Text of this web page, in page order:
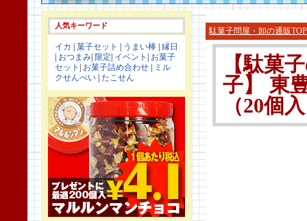
人気キーワード
イカ 菓子セット うまい棒 縁日
おつまみ 限定 イベント
お菓子
セット
お菓子詰め合わせ
ミル
クせんべい たこせん
駄菓子問屋・卸の通販TOP
【駄菓
子】 東
（20個